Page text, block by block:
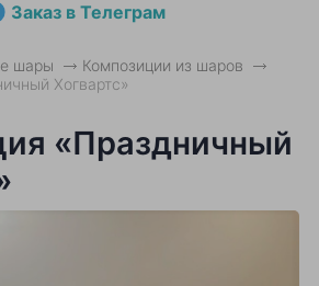
Заказ в Телеграм
шары
Композиции из шаров
Хогвартс»
«Праздничный